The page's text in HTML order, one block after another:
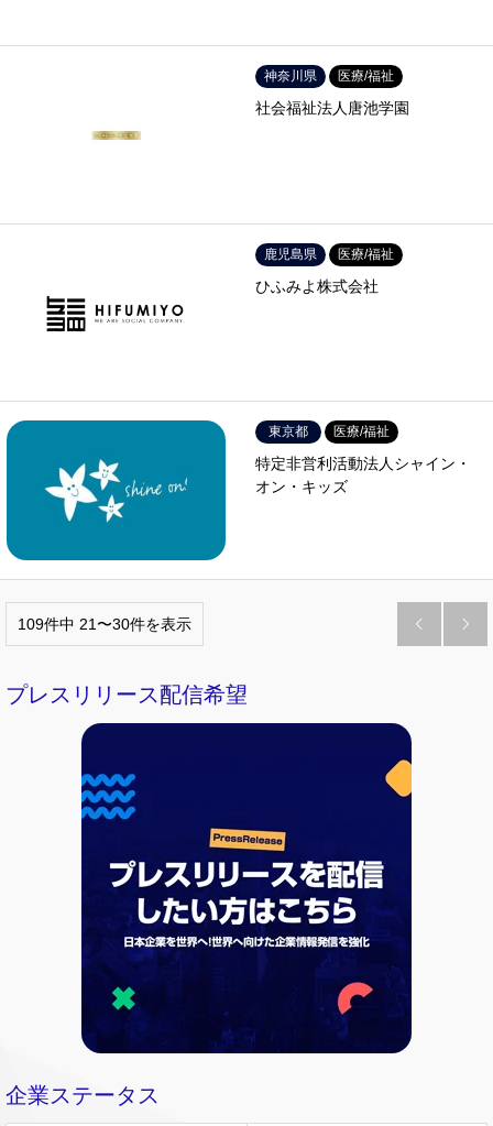
神奈川県 医療/福祉
社会福祉法人唐池学園
鹿児島県 医療/福祉
ひふみよ株式会社
東京都 医療/福祉
特定非営利活動法人シャイン・
オン・キッズ
109件中 21〜30件を表示  
プレスリリース配信希望
企業ステータス